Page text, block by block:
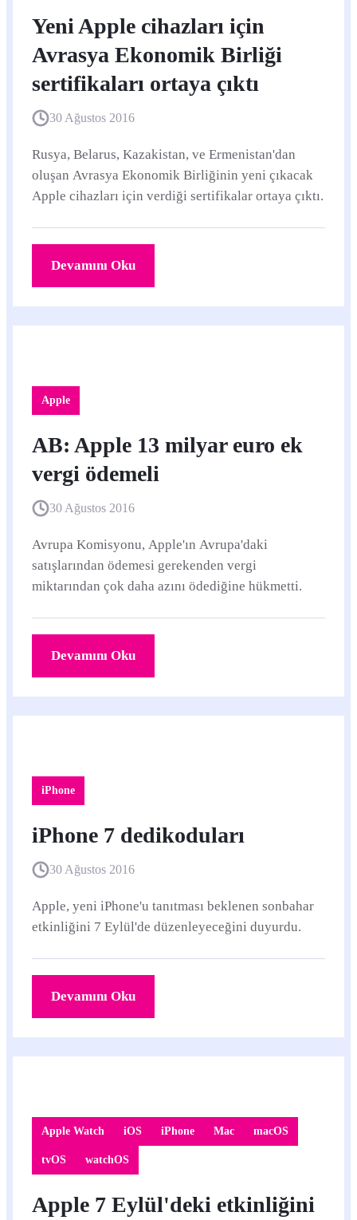
Yeni Apple cihazları için
Avrasya Ekonomik Birliği
sertifikaları ortaya çıktı
30 Ağustos 2016
Rusya, Belarus, Kazakistan, ve Ermenistan'dan
oluşan Avrasya Ekonomik Birliğinin yeni çıkacak
Apple cihazları için verdiği sertifikalar ortaya çıktı.
Devamını Oku
Apple
AB: Apple 13 milyar euro ek
vergi ödemeli
30 Ağustos 2016
Avrupa Komisyonu, Apple'ın Avrupa'daki
satışlarından ödemesi gerekenden vergi
miktarından çok daha azını ödediğine hükmetti.
Devamını Oku
iPhone
iPhone 7 dedikoduları
30 Ağustos 2016
Apple, yeni iPhone'u tanıtması beklenen sonbahar
etkinliğini 7 Eylül'de düzenleyeceğini duyurdu.
Devamını Oku
Apple Watch iOS iPhone Mac macOS
tvOS watchOS
Apple 7 Eylül'deki etkinliğini